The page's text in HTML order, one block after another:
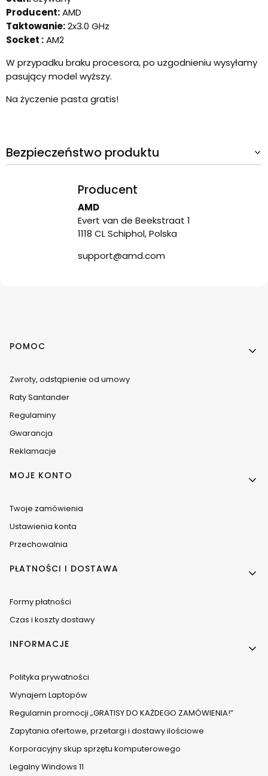
Producent:AMD
Taktowanie:2x3.0 GHz
Socket :AM2
W przypadku braku procesora, po uzgodnieniu wysyłamy
pasujący model wyższy.
Na życzenie pasta gratis!
Bezpieczeństwo produktu
Producent
AMD
Evert van de Beekstraat 1
1118 CL Schiphol, Polska
support@amd.com
Linki w stopce
POMOC
Zwroty, odstąpienie od umowy
Raty Santander
Regulaminy
Gwarancja
Reklamacje
MOJE KONTO
Twoje zamówienia
Ustawienia konta
Przechowalnia
PŁATNOŚCI I DOSTAWA
Formy płatności
Czas i koszty dostawy
INFORMACJE
Polityka prywatności
Wynajem Laptopów
Regulamin promocji „GRATISY DO KAŻDEGO ZAMÓWIENIA!”
Zapytania ofertowe, przetargi i dostawy ilościowe
Korporacyjny skup sprzętu komputerowego
Legalny Windows 11